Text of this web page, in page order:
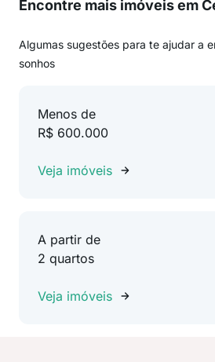
Encontre mais imóveis em
Algumas sugestões para te ajudar a
sonhos
Menos de
R$ 600.000
Veja imóveis
A partir de
2 quartos
Veja imóveis